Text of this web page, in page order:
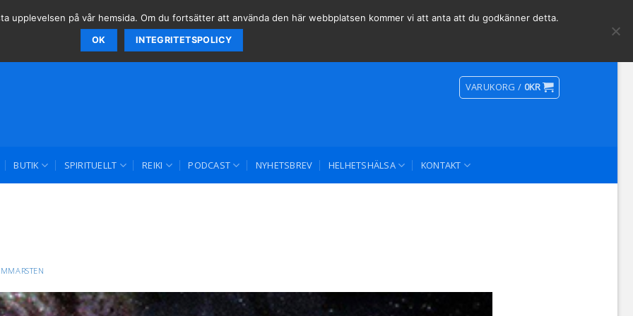
Social Media
VARUKORG / 0KR
BUTIK SPIRITUELLT REIKI PODCAST NYHETSBREV HELHETSHÄLSA KONTAKT
upplevelsen på vår hemsida. Om du fortsätter att använda den här webbplatsen kommer vi att anta att du godkänner detta.
OK INTEGRITETSPOLICY